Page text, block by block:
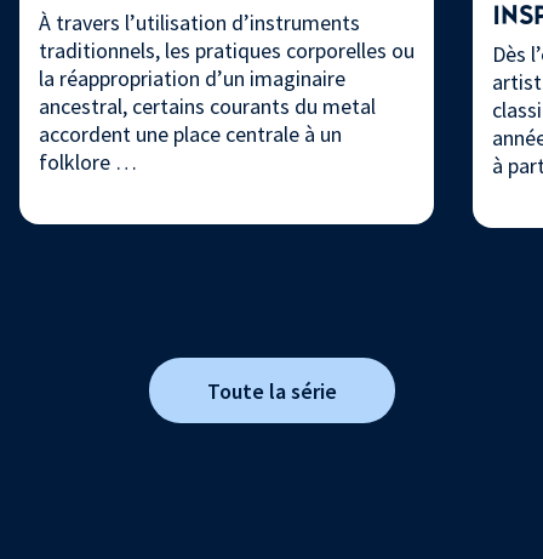
À travers l’utilisation d’instruments
traditionnels, les pratiques corporelles ou
la réappropriation d’un imaginaire
ancestral, certains courants du metal
accordent une place centrale à un
folklore …
Dès
à
Toute la série